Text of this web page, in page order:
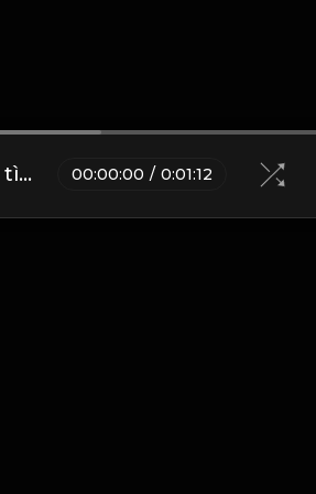
Sóng đời cuồn cuộn, thời gian vô tình. Chỉ có kiếp phù sinh là hữu hạn! & Đạo 00:00:00 / 0:01:12